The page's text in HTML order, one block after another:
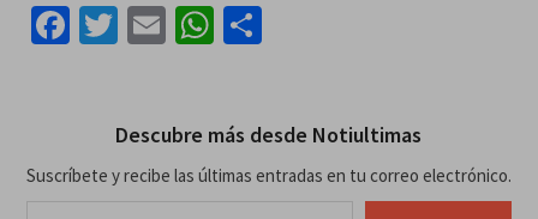
Facebook
Twitter
EmailWhatsApp
Compartir
Descubre más desde Notiultimas
Suscríbete y recibe las últimas entradas en tu correo electrónico.